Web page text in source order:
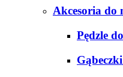
Akcesoria do
Pędzle